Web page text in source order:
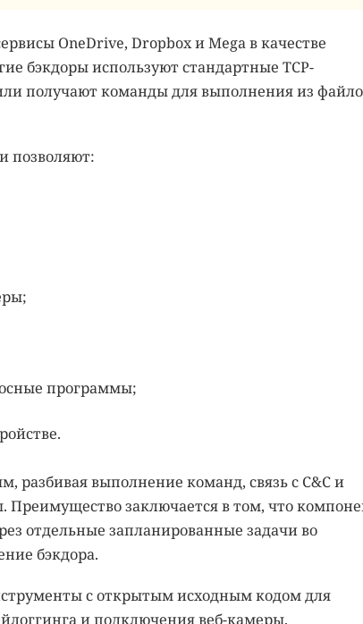
OneDrive, Dropbox и Mega в качестве
бэкдоры используют стандартные TCP-
получают команды для выполнения из
позволяют:
программы;
разбивая выполнение команд, связь с C&C и
Преимущество заключается в том, что
отдельные запланированные задачи во
бэкдора.
с открытым исходным кодом для
и подключения веб-камеры.